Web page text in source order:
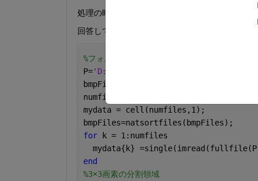
処理の時間が長すぎて困っています。改善点や
回答していただけると幸いです。
%フォルダの中の拡張子を指定して内容一覧に
P='D:\subimg_lineup'
bmpFiles = dir(fullfile(P,
numfiles = length(bmpFiles);
mydata = cell(numfiles,1);
bmpFiles=natsortfiles(bmpFiles);
for k = 1:numfiles
mydata{k}
end
%3×3画素の分割領域